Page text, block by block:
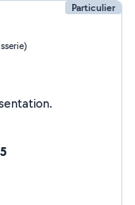
Particulier
renseigné ma présentation.